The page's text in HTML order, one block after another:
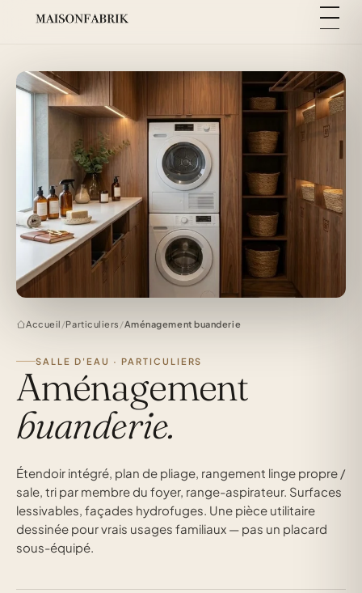
Accueil /Particuliers /Aménagement buanderie
SALLE D'EAU · PARTICULIERS
Aménagement
buanderie.
Étendoir intégré, plan de pliage, rangement linge propre /
sale, tri par membre du foyer, range-aspirateur. Surfaces
lessivables, façades hydrofuges. Une pièce utilitaire
dessinée pour vrais usages familiaux — pas un placard
sous-équipé.